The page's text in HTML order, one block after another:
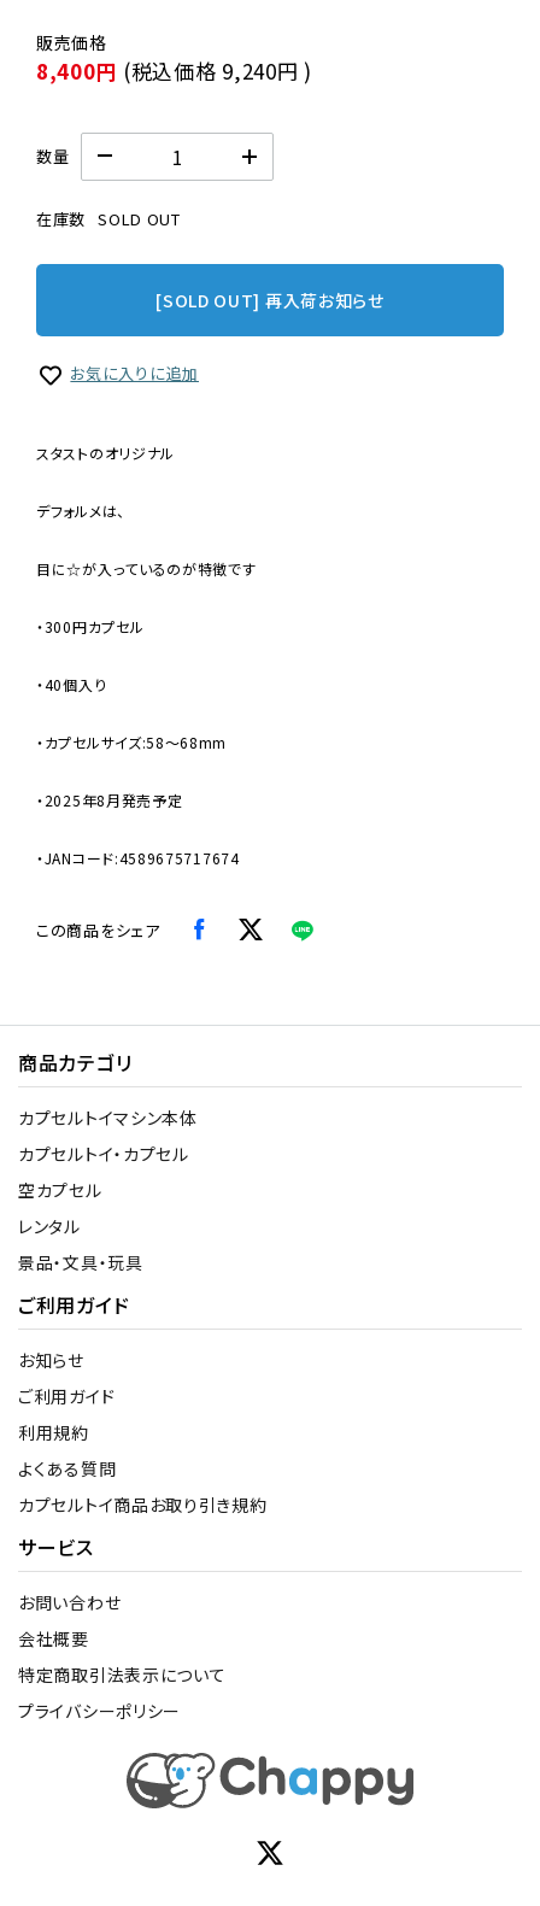
8,400円 (税込価格 9,240円 )
数量
在庫数 SOLD OUT
[SOLD OUT] 再入荷お知らせ
お気に入りに追加
スタストのオリジナル
デフォルメは、
目に☆が入っているのが特徴です
・300円カプセル
・40個入り
・カプセルサイズ:58～68mm
・2025年8月発売予定
・JANコード:4589675717674
この商品をシェア
商品カテゴリ
カプセルトイマシン本体
カプセルトイ・カプセル
空カプセル
レンタル
景品・文具・玩具
ご利用ガイド
お知らせ
ご利用ガイド
利用規約
よくある質問
カプセルトイ商品お取り引き規約
サービス
お問い合わせ
会社概要
特定商取引法表示について
プライバシーポリシー